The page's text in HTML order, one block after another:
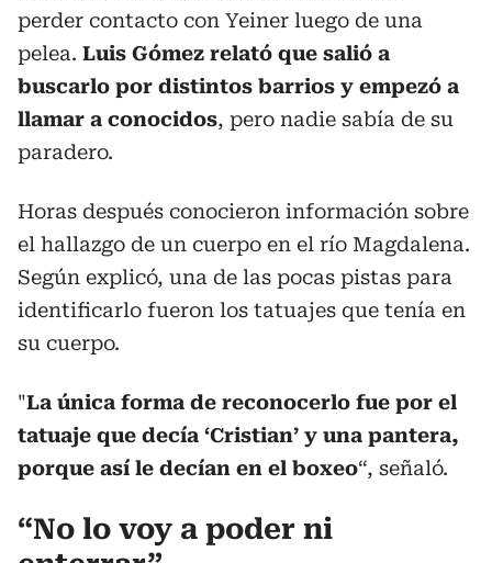
perder contacto con Yeiner luego de una
pelea. Luis Gómez relató que salió a
buscarlo por distintos barrios y empezó a
llamar a conocidos, pero nadie sabía de su
paradero.
Horas después conocieron información sobre
el hallazgo de un cuerpo en el río Magdalena.
Según explicó, una de las pocas pistas para
identificarlo fueron los tatuajes que tenía en
su cuerpo.
"La única forma de reconocerlo fue por el
tatuaje que decía ‘Cristian’ y una pantera,
porque así le decían en el boxeo“, señaló.
“No lo voy a poder ni